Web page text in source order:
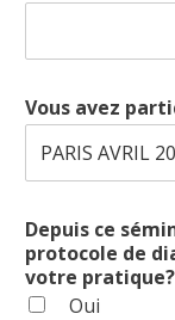
Vous avez
Depuis ce
protocole de
votre pratique?
Oui